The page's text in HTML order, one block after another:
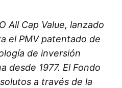
All Cap Value, lanzado
el PMV patentado de
de inversión
desde 1977. El Fondo
a través de la